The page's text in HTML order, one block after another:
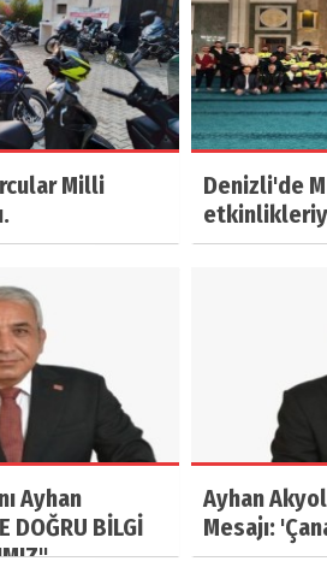
Milli
Denizli'de
Ayhan
DOĞRU BİLGİ
Ayhan
Mesajı: